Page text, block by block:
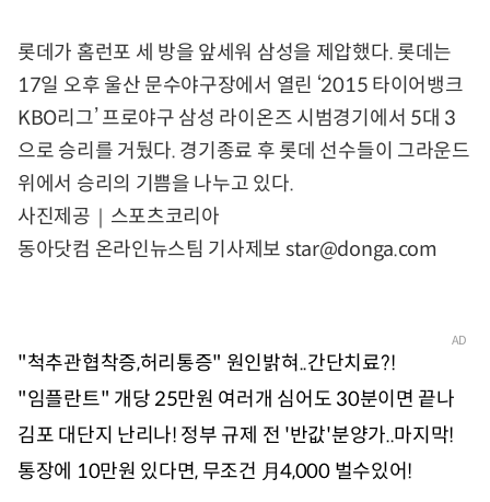
롯데가 홈런포 세 방을 앞세워 삼성을 제압했다. 롯데는
17일 오후 울산 문수야구장에서 열린 ‘2015 타이어뱅크
KBO리그’ 프로야구 삼성 라이온즈 시범경기에서 5대 3
으로 승리를 거뒀다. 경기종료 후 롯데 선수들이 그라운드
위에서 승리의 기쁨을 나누고 있다.
사진제공｜스포츠코리아
동아닷컴 온라인뉴스팀 기사제보 star@donga.com